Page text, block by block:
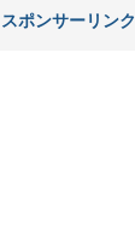
スポンサーリンク